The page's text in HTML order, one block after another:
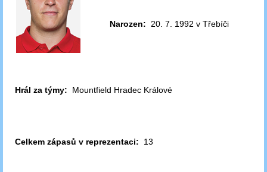
Narozen: 20. 7. 1992 v Třebíči
Hrál za týmy: Mountfield Hradec Králové
Celkem zápasů v reprezentaci: 13